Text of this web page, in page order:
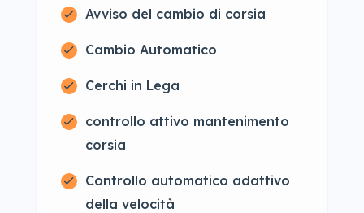
Avviso del cambio di corsia
Cambio Automatico
Cerchi in Lega
controllo attivo mantenimento
corsia
Controllo automatico adattivo
della velocità